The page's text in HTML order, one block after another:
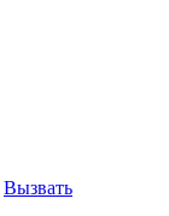
Вызвать